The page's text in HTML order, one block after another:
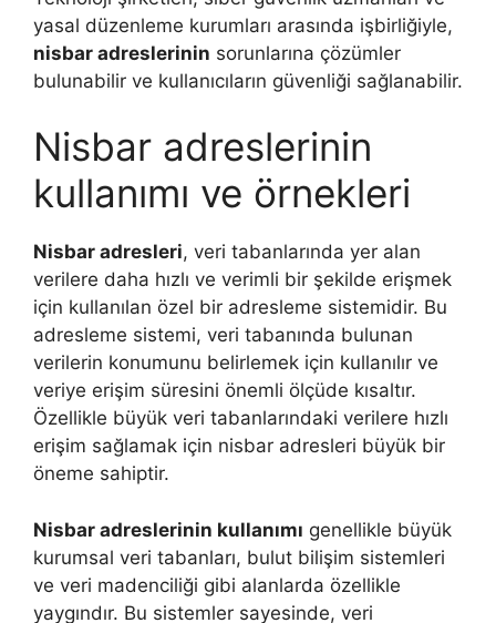
yasal düzenleme kurumları arasında işbirliğiyle,
nisbar adreslerinin sorunlarına çözümler
bulunabilir ve kullanıcıların güvenliği sağlanabilir.
Nisbar adreslerinin
kullanımı ve örnekleri
Nisbar adresleri, veri tabanlarında yer alan
verilere daha hızlı ve verimli bir şekilde erişmek
için kullanılan özel bir adresleme sistemidir. Bu
adresleme sistemi, veri tabanında bulunan
verilerin konumunu belirlemek için kullanılır ve
veriye erişim süresini önemli ölçüde kısaltır.
Özellikle büyük veri tabanlarındaki verilere hızlı
erişim sağlamak için nisbar adresleri büyük bir
öneme sahiptir.
Nisbar adreslerinin kullanımı genellikle büyük
kurumsal veri tabanları, bulut bilişim sistemleri
ve veri madenciliği gibi alanlarda özellikle
yaygındır. Bu sistemler sayesinde, veri